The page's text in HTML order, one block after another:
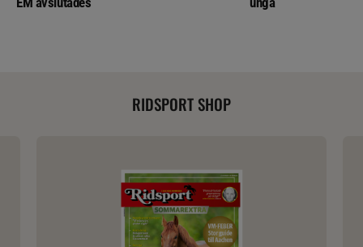
RIDSPORT SHOP